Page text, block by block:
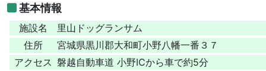
基本情報
施設名
里山ドッグランサム
住所
宮城県黒川郡大和町小野八幡一番３７
アクセス 磐越自動車道 小野ICから車で約5分